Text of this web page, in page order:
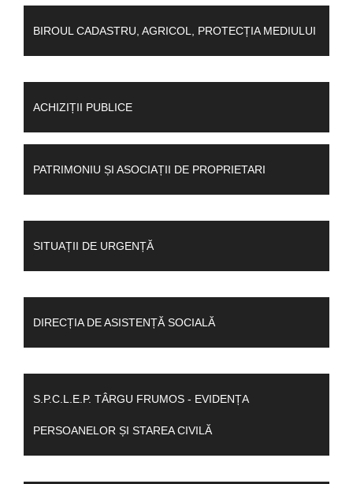
BIROUL CADASTRU, AGRICOL, PROTECȚIA MEDIULUI
ACHIZIȚII PUBLICE
PATRIMONIU ȘI ASOCIAȚII DE PROPRIETARI
SITUAȚII DE URGENȚĂ
DIRECȚIA DE ASISTENȚĂ SOCIALĂ
S.P.C.L.E.P. TÂRGU FRUMOS - EVIDENȚA
PERSOANELOR ȘI STAREA CIVILĂ